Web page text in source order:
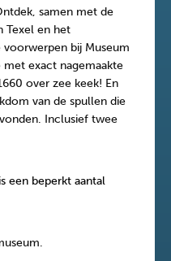
samen met de
Texel en het
bij Museum
met exact nagemaakte
over zee keek! En
van de spullen die
Inclusief twee
een beperkt aantal